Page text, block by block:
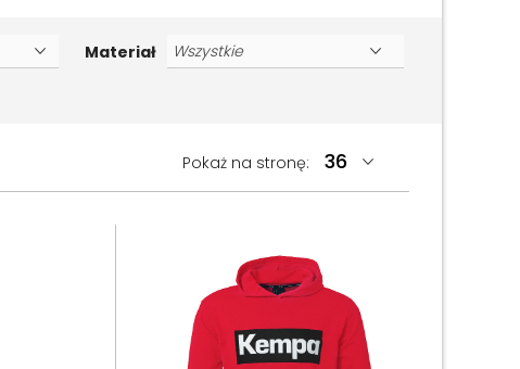
Materiał
Pokaż na stronę: